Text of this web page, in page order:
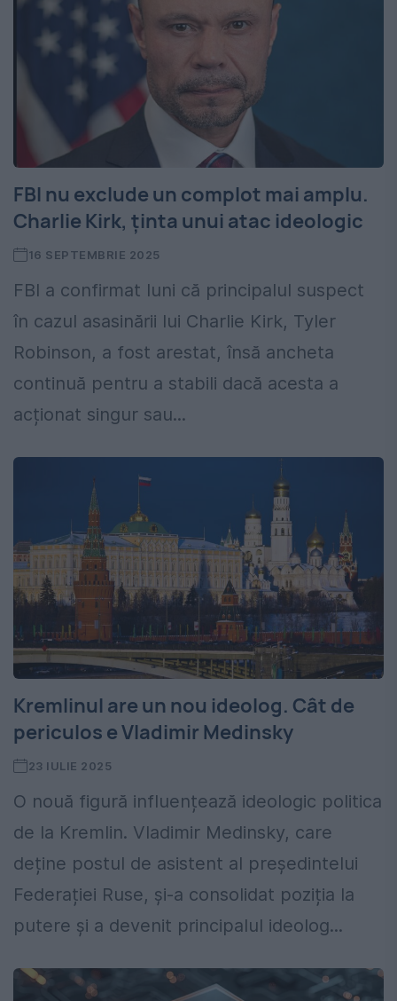
FBI nu exclude un complot mai amplu.
Charlie Kirk, ținta unui atac ideologic
16 SEPTEMBRIE 2025
FBI a confirmat luni că principalul suspect
în cazul asasinării lui Charlie Kirk, Tyler
Robinson, a fost arestat, însă ancheta
continuă pentru a stabili dacă acesta a
acționat singur sau...
Kremlinul are un nou ideolog. Cât de
periculos e Vladimir Medinsky
23 IULIE 2025
O nouă figură influențează ideologic politica
de la Kremlin. Vladimir Medinsky, care
deține postul de asistent al președintelui
Federației Ruse, și-a consolidat poziția la
putere și a devenit principalul ideolog...